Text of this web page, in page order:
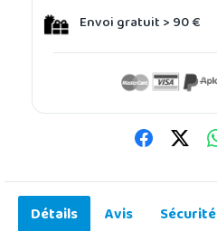
Envoi gratuit > 90 €
Détails Avis
Sécurité